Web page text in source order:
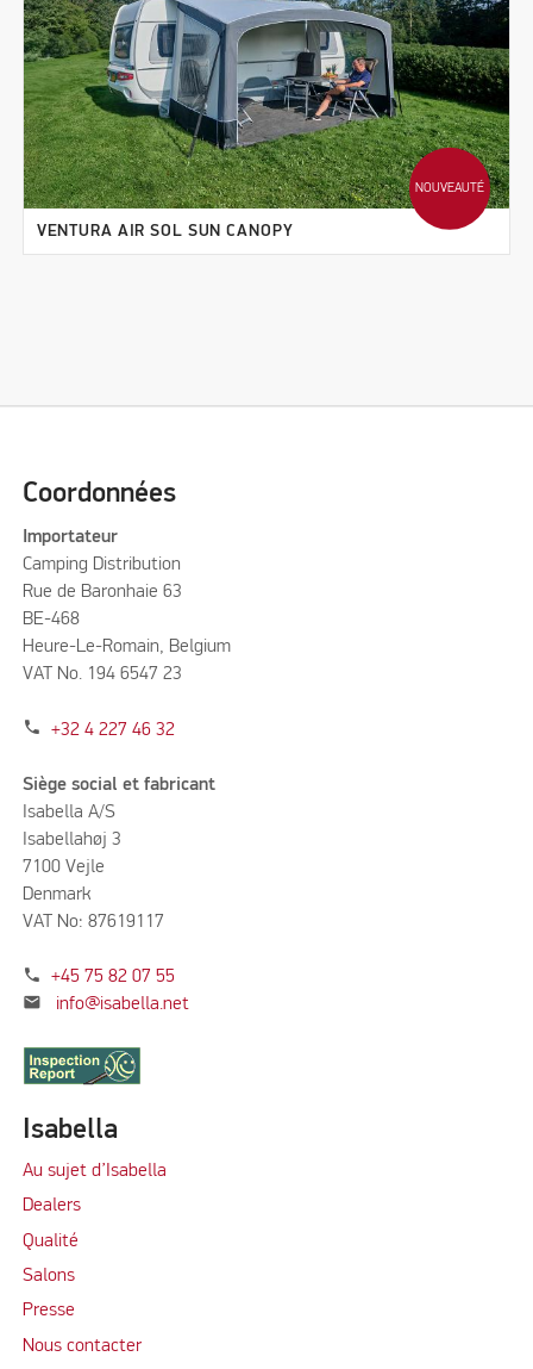
NOUVEAUTÉ
VENTURA AIR SOL SUN CANOPY
Coordonnées
Importateur
Camping Distribution
Rue de Baronhaie 63
BE-468
Heure-Le-Romain, Belgium
VAT No. 194 6547 23
phone +32 4 227 46 32
Siège social et fabricant
Isabella A/S
Isabellahøj 3
7100 Vejle
Denmark
VAT No: 87619117
phone +45 75 82 07 55
mail info@isabella.net
Isabella
Au sujet d’Isabella
Dealers
Qualité
Salons
Presse
Nous contacter